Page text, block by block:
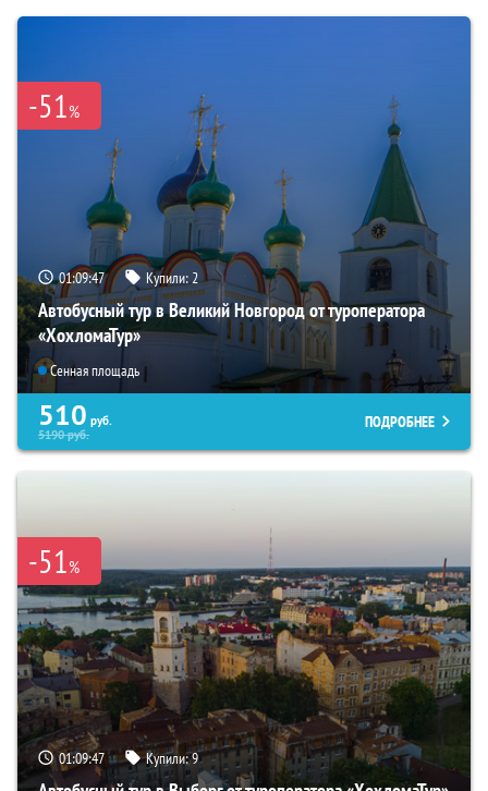
-51%
01:09:46 Купили:2
Автобусный тур в Великий Новгород от туроператора
«ХохломаТур»
Сенная площадь
510 руб.
5190руб.
ПОДРОБНЕЕ
-51%
01:09:46 Купили:9